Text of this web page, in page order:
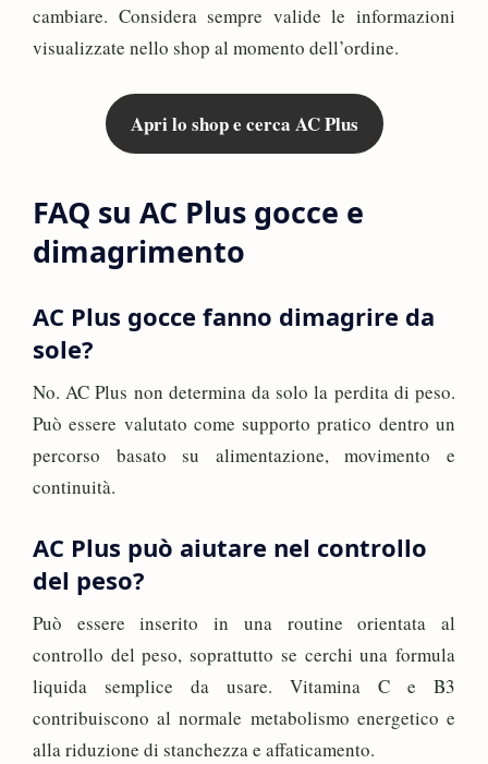
cambiare. Considera sempre valide le informazioni
visualizzate nello shop al momento dell’ordine.
Apri lo shop e cerca AC Plus
FAQ su AC Plus gocce e
dimagrimento
AC Plus gocce fanno dimagrire da
sole?
No. AC Plus non determina da solo la perdita di peso.
Può essere valutato come supporto pratico dentro un
percorso basato su alimentazione, movimento e
continuità.
AC Plus può aiutare nel controllo
del peso?
Può essere inserito in una routine orientata al
controllo del peso, soprattutto se cerchi una formula
liquida semplice da usare. Vitamina C e B3
contribuiscono al normale metabolismo energetico e
alla riduzione di stanchezza e affaticamento.